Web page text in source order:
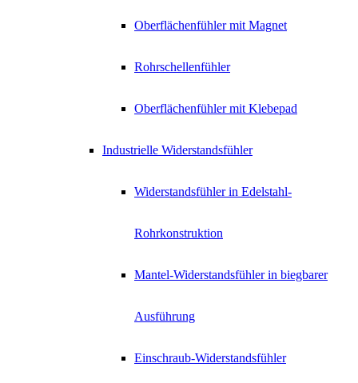
Oberflächenfühler mit Magnet
Rohrschellenfühler
Oberflächenfühler mit Klebepad
Industrielle Widerstandsfühler
Widerstandsfühler in Edelstahl-
Rohrkonstruktion
Mantel-Widerstandsfühler in biegbarer
Ausführung
Einschraub-Widerstandsfühler